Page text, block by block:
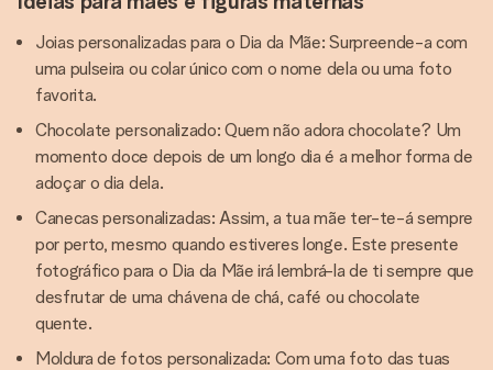
Joias personalizadas para o Dia da Mãe: Surpreende-a com
uma pulseira ou colar único com o nome dela ou uma foto
favorita.
Chocolate personalizado: Quem não adora chocolate? Um
momento doce depois de um longo dia é a melhor forma de
adoçar o dia dela.
Canecas personalizadas: Assim, a tua mãe ter-te-á sempre
por perto, mesmo quando estiveres longe. Este presente
fotográfico para o Dia da Mãe irá lembrá-la de ti sempre que
desfrutar de uma chávena de chá, café ou chocolate
quente.
Moldura de fotos personalizada: Com uma foto das tuas